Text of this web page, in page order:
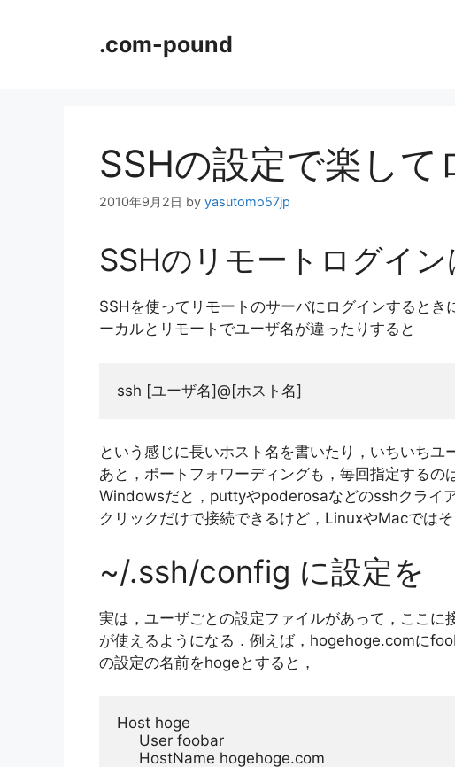
.com-pound
SSHの設定で楽して
2010年9月2日 by yasutomo57jp
SSHのリモートログイ
SSHを使ってリモートのサーバにログインすると
ーカルとリモートでユーザ名が違ったりすると
ssh [ユーザ名]@[ホスト名]
という感じに長いホスト名を書いたり，いちいちユ
あと，ポートフォワーディングも，毎回指定するの
Windowsだと，puttyやpoderosaなどのsshクライ
クリックだけで接続できるけど，LinuxやMacではそ
~/.ssh/config に設定を
実は，ユーザごとの設定ファイルがあって，ここに
が使えるようになる．例えば，hogehoge.comに
の設定の名前をhogeとすると，
Host hoge
     User foobar
     HostName hogehoge.com